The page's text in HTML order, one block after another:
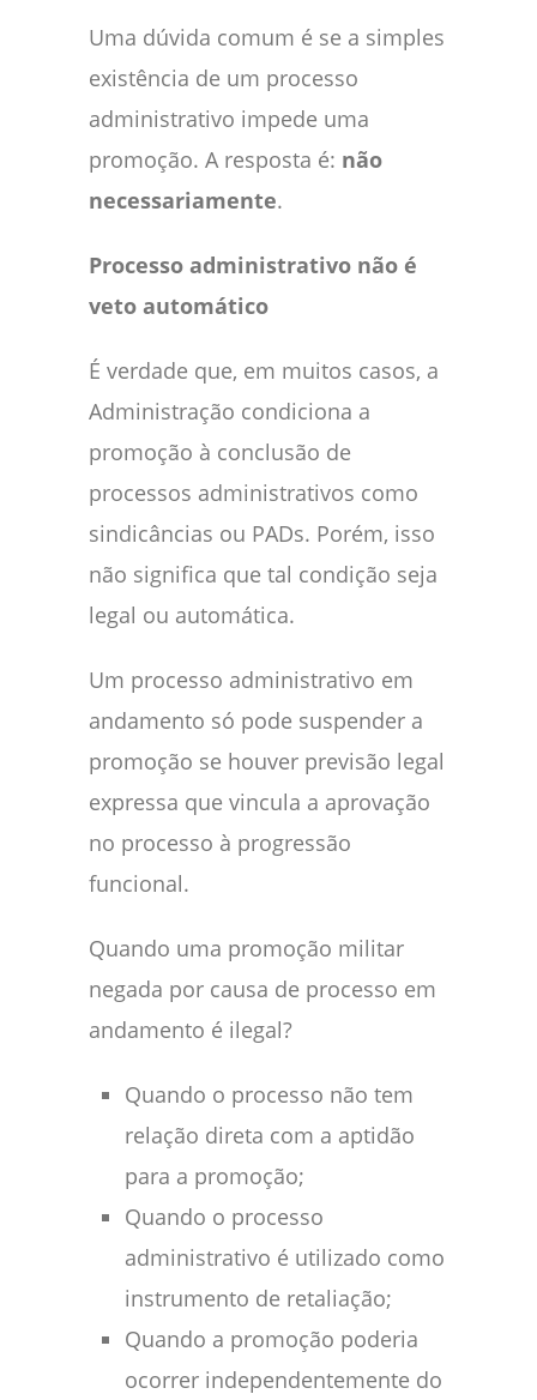
Uma dúvida comum é se a simples
existência de um processo
administrativo impede uma
promoção. A resposta é: não
necessariamente.
Processo administrativo não é
veto automático
É verdade que, em muitos casos, a
Administração condiciona a
promoção à conclusão de
processos administrativos como
sindicâncias ou PADs. Porém, isso
não significa que tal condição seja
legal ou automática.
Um processo administrativo em
andamento só pode suspender a
promoção se houver previsão legal
expressa que vincula a aprovação
no processo à progressão
funcional.
Quando uma promoção militar
negada por causa de processo em
andamento é ilegal?
Quando o processo não tem
relação direta com a aptidão
para a promoção;
Quando o processo
administrativo é utilizado como
instrumento de retaliação;
Quando a promoção poderia
ocorrer independentemente do